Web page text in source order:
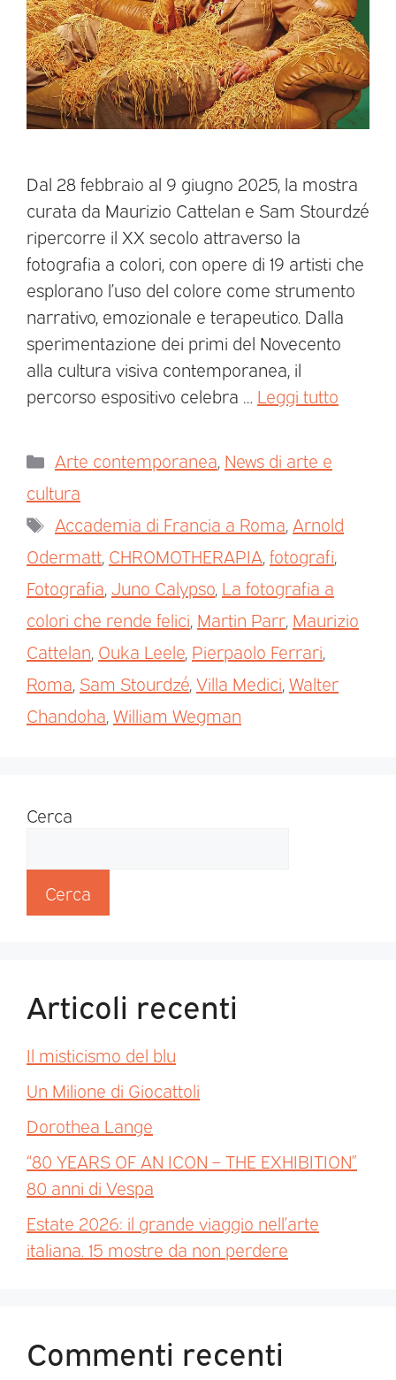
Dal 28 febbraio al 9 giugno 2025, la mostra
curata da Maurizio Cattelan e Sam Stourdzé
ripercorre il XX secolo attraverso la
fotografia a colori, con opere di 19 artisti che
esplorano l’uso del colore come strumento
narrativo, emozionale e terapeutico. Dalla
sperimentazione dei primi del Novecento
alla cultura visiva contemporanea, il
percorso espositivo celebra … Leggi tutto
Arte contemporanea, News di arte e
cultura
Accademia di Francia a Roma, Arnold
Odermatt, CHROMOTHERAPIA,fotografi,
Fotografia,Juno Calypso, La fotografia a
colori che rende felici, Martin Parr, Maurizio
Cattelan, Ouka Leele, Pierpaolo Ferrari,
Roma, Sam Stourdzé,Villa Medici,Walter
Chandoha,William Wegman
Cerca
Cerca
Articoli recenti
Il misticismo del blu
Un Milione di Giocattoli
Dorothea Lange
“80 YEARS OF AN ICON – THE EXHIBITION”
80 anni di Vespa
Estate 2026: il grande viaggio nell’arte
italiana. 15 mostre da non perdere
Commenti recenti